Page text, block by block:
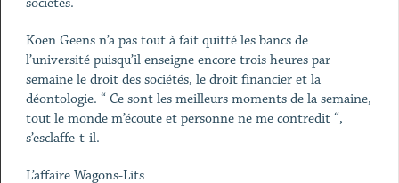
Koen Geens n’a pas tout à fait quitté les bancs de
l’université puisqu’il enseigne encore trois heures par
semaine le droit des sociétés, le droit financier et la
déontologie. “ Ce sont les meilleurs moments de la semaine,
tout le monde m’écoute et personne ne me contredit “,
s’esclaffe-t-il.
L’affaire Wagons-Lits